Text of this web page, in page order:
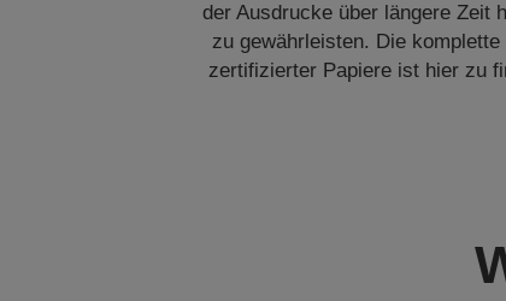
der Ausdrucke über längere Zeit
zu gewährleisten. Die komplette
zertifizierter Papiere ist hier zu